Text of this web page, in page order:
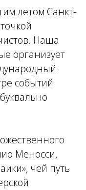
летом Санкт-
Наша
организует
событий
Меносси,
чей путь